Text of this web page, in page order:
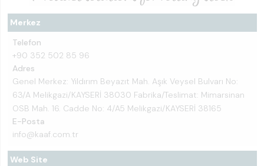
Merkez
Telefon
+90 352 502 85 96
Adres
Genel Merkez: Yıldırım Beyazıt Mah. Aşık Veysel Bulvarı No:
63/A Melikgazi/KAYSERİ 38030 Fabrika/Teslimat: Mimarsinan
OSB Mah. 16. Cadde No: 4/A5 Melikgazi/KAYSERİ 38165
E-Posta
info@kaaf.com.tr
Web Site